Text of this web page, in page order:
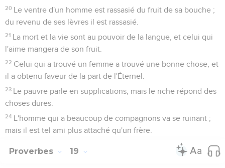
20 Le ventre d'un homme est rassasié du fruit de sa bouche ;
du revenu de ses lèvres il est rassasié.
21 La mort et la vie sont au pouvoir de la langue, et celui qui
l'aime mangera de son fruit.
22 Celui qui a trouvé un femme a trouvé une bonne chose, et
il a obtenu faveur de la part de l'Éternel.
23 Le pauvre parle en supplications, mais le riche répond des
choses dures.
24 L'homme qui a beaucoup de compagnons va se ruinant ;
mais il est tel ami plus attaché qu'un frère.
Proverbes 19